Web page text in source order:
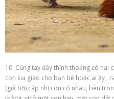
10. Cũng tayđấythỉnh thoảng có hai
con kia giao cho bạn bè hoặc ai ấy ,
(giả bộ) cáp nhị con có nhau, bên